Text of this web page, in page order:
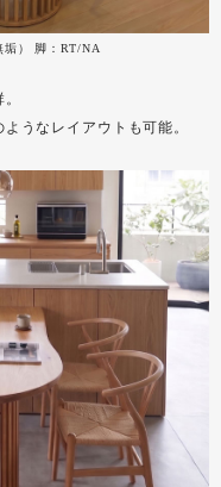
垢） 脚：RT/NA
うなレイアウトも可能。